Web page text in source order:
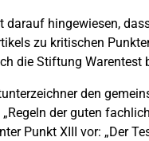
hingewiesen,
zu kritischen
die Stiftung Warentest
den
der guten
Punkt XIII vor: „Der